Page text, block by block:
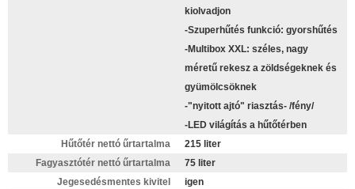
kiolvadjon
-Szuperhűtés funkció: gyorshűtés
-Multibox XXL: széles, nagy
méretű rekesz a zöldségeknek és
gyümölcsöknek
-"nyitott ajtó" riasztás- /fény/
-LED világítás a hűtőtérben
Hűtőtér nettó űrtartalma
215 liter
Fagyasztótér nettó űrtartalma
75 liter
Jegesedésmentes kivitel
igen